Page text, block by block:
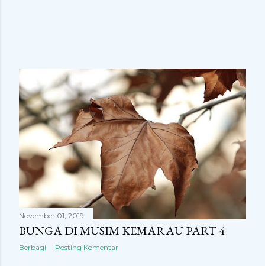
November 01, 2019
BUNGA DI MUSIM KEMARAU PART 4
Berbagi Posting Komentar